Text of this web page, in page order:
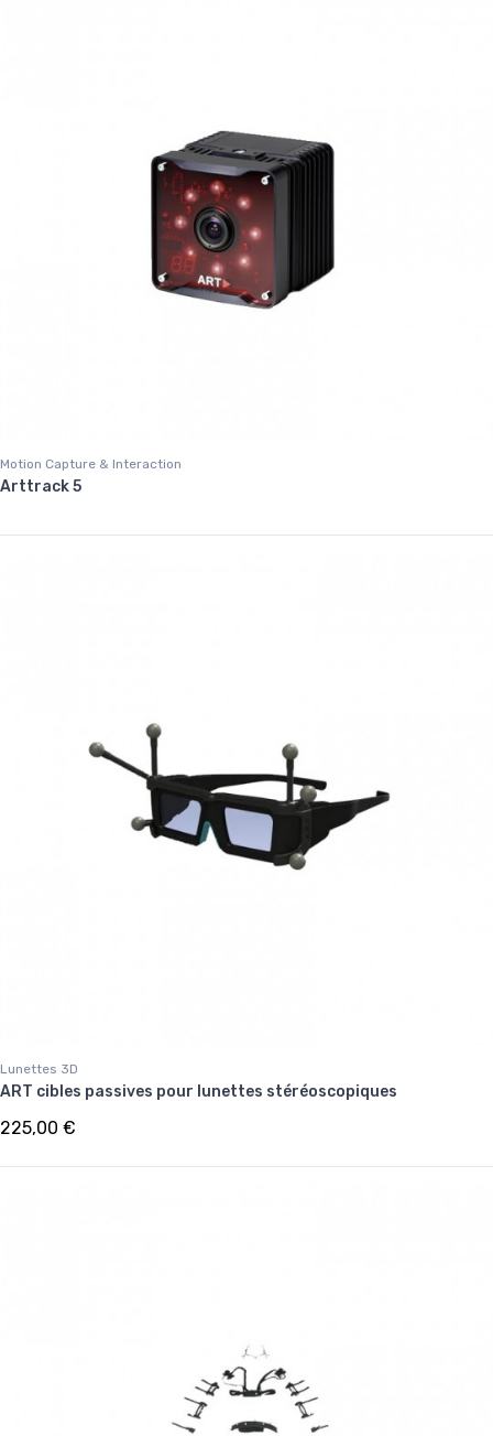
Motion Capture & Interaction
Arttrack 5
Lunettes 3D
ART cibles passives pour lunettes stéréoscopiques
225,00 €